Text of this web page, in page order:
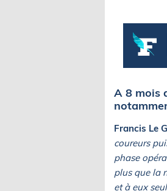
A 8 mois
Francis Le
coureurs
phase
plus que la
et à eux